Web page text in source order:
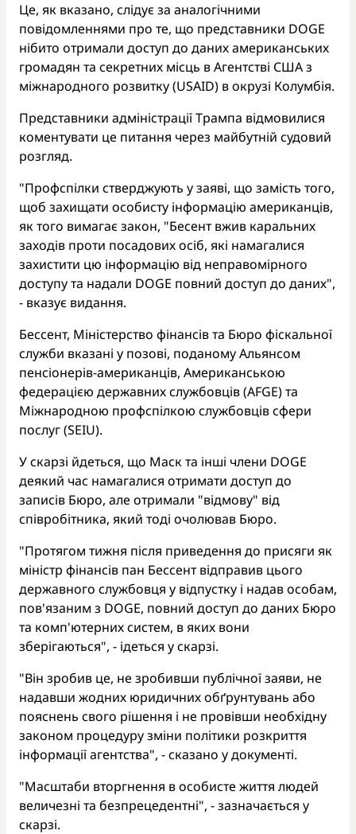
Це, як вказано, слідує за аналогічними
повідомленнями про те, що представники DOGE
нібито отримали доступ до даних американських
громадян та секретних місць в Агентстві США з
міжнародного розвитку (USAID) в окрузі Колумбія.
Представники адміністрації Трампа відмовилися
коментувати це питання через майбутній судовий
розгляд.
"Профспілки стверджують у заяві, що замість того,
щоб захищати особисту інформацію американців,
як того вимагає закон, "Бесент вжив каральних
заходів проти посадових осіб, які намагалися
захистити цю інформацію від неправомірного
доступу та надали DOGE повний доступ до даних",
- вказує видання.
Бессент, Міністерство фінансів та Бюро фіскальної
служби вказані у позові, поданому Альянсом
пенсіонерів-американців, Американською
федерацією державних службовців (AFGE) та
Міжнародною профспілкою службовців сфери
послуг (SEIU).
У скарзі йдеться, що Маск та інші члени DOGE
деякий час намагалися отримати доступ до
записів Бюро, але отримали "відмову" від
співробітника, який тоді очолював Бюро.
"Протягом тижня після приведення до присяги як
міністр фінансів пан Бессент відправив цього
державного службовця у відпустку і надав особам,
пов'язаним з DOGE, повний доступ до даних Бюро
та комп'ютерних систем, в яких вони
зберігаються", - ідеться у скарзі.
"Він зробив це, не зробивши публічної заяви, не
надавши жодних юридичних обґрунтувань або
пояснень свого рішення і не провівши необхідну
законом процедуру зміни політики розкриття
інформації агентства", - сказано у документі.
"Масштаби вторгнення в особисте життя людей
величезні та безпрецедентні", - зазначається у
скарзі.